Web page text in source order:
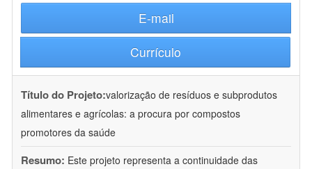
E-mail
Currículo
Título do Projeto:valorização de resíduos e subprodutos
alimentares e agrícolas: a procura por compostos
promotores da saúde
Resumo: Este projeto representa a continuidade das